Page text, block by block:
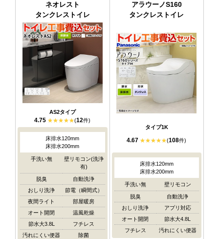
ネオレスト
タンクレストイレ
AS2タイプ
4.75 (12件)
床排水120mm
床排水200mm
手洗い無
壁リモコン(洗浄
有)
脱臭
自動洗浄
おしり洗浄
節電（瞬間式）
夜間ライト
部屋暖房
オート開閉
温風乾燥
節水大3.8L
フチレス
汚れにくい便器
除菌
アラウーノS160
タンクレストイレ
タイプ1K
4.67 (108件)
床排水120mm
床排水200mm
手洗い無 壁リモコン
脱臭
自動洗浄
おしり洗浄
アプリ対応
オート開閉
節水大4.8L
フチレス
汚れにくい便器